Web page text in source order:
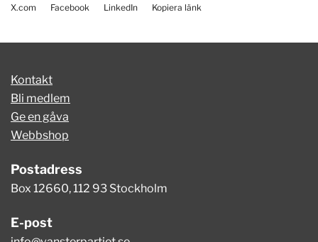
X.com Facebook LinkedIn Kopiera länk
Kontakt
Bli medlem
Ge en gåva
Webbshop
Postadress
Box 12660, 112 93 Stockholm
E-post